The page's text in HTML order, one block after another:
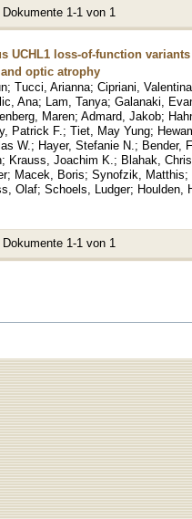
1-1 von 1
UCHL1 loss-of-function
optic atrophy
; Tucci, Arianna; Cipriani, Valentina
Ana; Lam, Tanya; Galanaki,
Maren; Admard, Jakob;
Patrick F. ; Tiet, May Yung;
W. ; Hayer, Stefanie N. ; Bender,
; Krauss, Joachim K. ; Blahak,
; Macek, Boris; Synofzik, Matthis;
Olaf; Schoels, Ludger; Houlden,
1-1 von 1